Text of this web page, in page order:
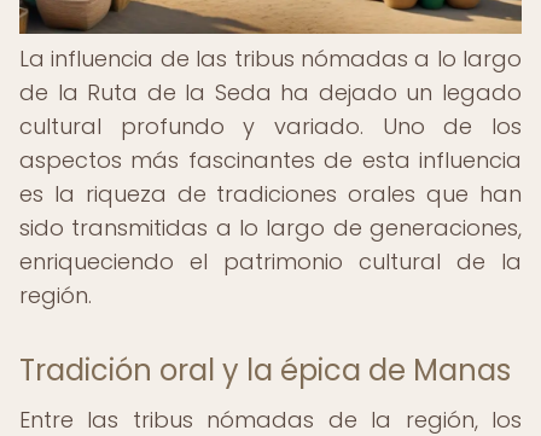
La influencia de las tribus nómadas a lo largo
de la Ruta de la Seda ha dejado un legado
cultural profundo y variado. Uno de los
aspectos más fascinantes de esta influencia
es la riqueza de tradiciones orales que han
sido transmitidas a lo largo de generaciones,
enriqueciendo el patrimonio cultural de la
región.
Tradición oral y la épica de Manas
Entre las tribus nómadas de la región, los